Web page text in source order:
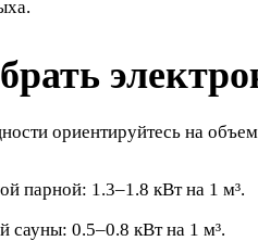
ориентируйтесь на
парной: 1.3–1.8 кВт на 1 м³.
сауны: 0.5–0.8 кВт на 1 м³.